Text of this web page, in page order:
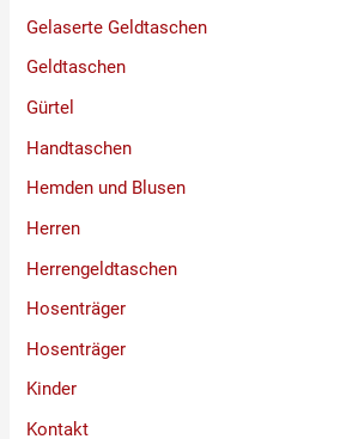
Gelaserte Geldtaschen
Geldtaschen
Gürtel
Handtaschen
Hemden und Blusen
Herren
Herrengeldtaschen
Hosenträger
Hosenträger
Kinder
Kontakt